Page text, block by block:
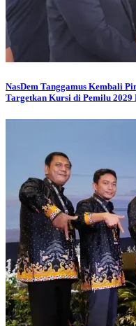
NasDem Tanggamus Kembali
Targetkan Kursi di Pemilu